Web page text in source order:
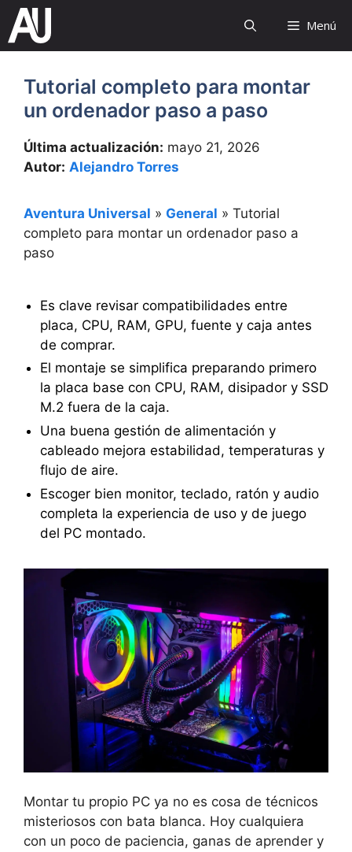
Saltar
contenido
Menú
Tutorial completo para montar
un ordenador paso a paso
Última actualización: mayo 21, 2026
Autor: Alejandro Torres
Aventura Universal » General » Tutorial
completo para montar un ordenador paso a
paso
Es clave revisar compatibilidades entre
placa, CPU, RAM, GPU, fuente y caja antes
de comprar.
El montaje se simplifica preparando primero
la placa base con CPU, RAM, disipador y SSD
M.2 fuera de la caja.
Una buena gestión de alimentación y
cableado mejora estabilidad, temperaturas y
flujo de aire.
Escoger bien monitor, teclado, ratón y audio
completa la experiencia de uso y de juego
del PC montado.
Montar tu propio PC ya no es cosa de técnicos
misteriosos con bata blanca. Hoy cualquiera
con un poco de paciencia, ganas de aprender y